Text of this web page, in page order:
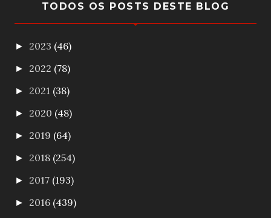
TODOS OS POSTS DESTE BLOG
► 2023 (46)
► 2022 (78)
► 2021 (38)
► 2020 (48)
► 2019 (64)
► 2018 (254)
► 2017 (193)
► 2016 (439)